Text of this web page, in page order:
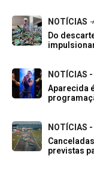
NOTÍCIAS
Do
NOTÍCIAS
Aparecida
NOTÍCIAS
previstas